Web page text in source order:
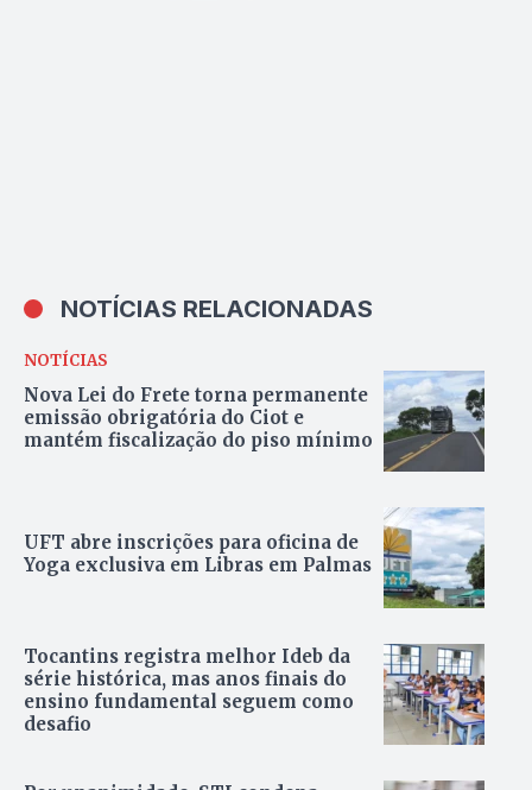
NOTÍCIAS RELACIONADAS
NOTÍCIAS
Nova Lei do Frete torna permanente
emissão obrigatória do Ciot e
mantém fiscalização do piso mínimo
UFT abre inscrições para oficina de
Yoga exclusiva em Libras em Palmas
Tocantins registra melhor Ideb da
série histórica, mas anos finais do
ensino fundamental seguem como
desafio